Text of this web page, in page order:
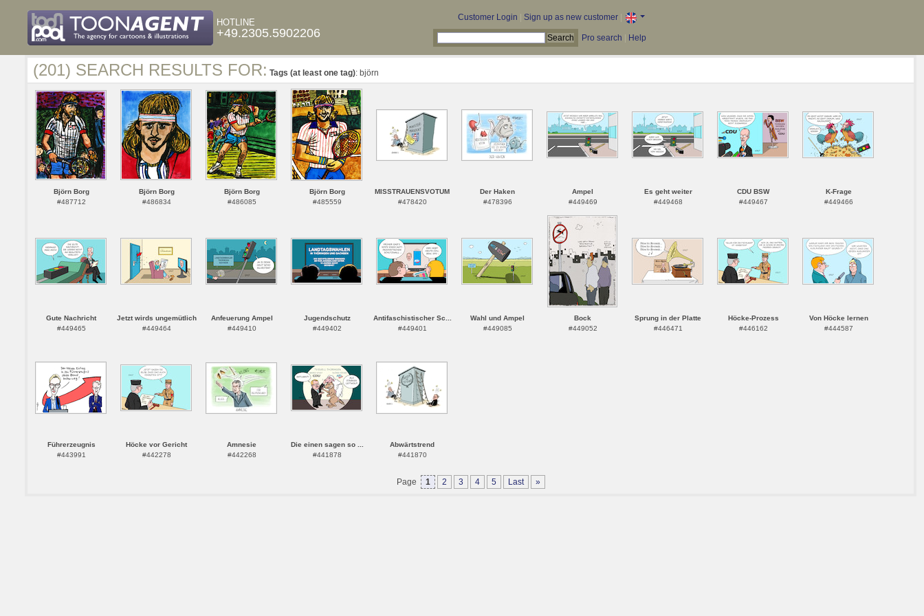
HOTLINE
+49.2305.5902206
Customer Login Sign up as new customer|
Pro search Help
(201) SEARCH RESULTS FOR: Tags (at least one tag): björn
Björn Borg
#487712
Björn Borg
#486834
Björn Borg
#486085
Björn Borg
#485559
MISSTRAUENSVOTUM
#478420
Der Haken
#478396
Ampel
#449469
Es geht weiter
#449468
CDU BSW
#449467
K-Frage
#449466
Gute Nachricht
#449465
Jetzt wirds ungemütlich
#449464
Anfeuerung Ampel
#449410
Jugendschutz
#449402
Antifaschistischer Sc...
#449401
Wahl und Ampel
#449085
Bock
#449052
Sprung in der Platte
#446471
Höcke-Prozess
#446162
Von Höcke lernen
#444587
Führerzeugnis
#443991
Höcke vor Gericht
#442278
Amnesie
#442268
Die einen sagen so ...
#441878
Abwärtstrend
#441870
Page 1 2 3 4 5 Last »